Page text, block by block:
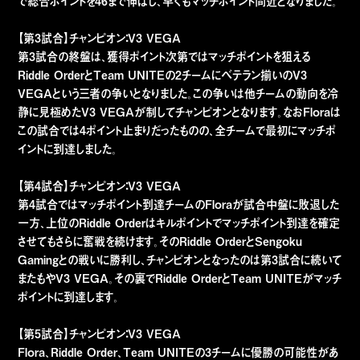
【第3試合】チャンピオン：V3 VEGA
第3試合の終盤は、獲得ポイント次第ではマッチポイントを狙える
Riddle OrderとTeam UNITEの2チームにベテラン揃いのV3
VEGAという三者の争いとなりました。この争いは他チームの動向を冷
静に見極めたV3 VEGAが制してチャンピオンとなります。なおFloraは
この試合では4ポイント止まりだったものの、全チームで最初にマッチポ
イントに到達しました。
【第4試合】チャンピオン：V3 VEGA
第4試合ではマッチポイント到達チームのFloraが試合中盤に敗退した
一方、上位のRiddle Orderはキルポイントでマッチポイント到達を確定
させてもさらに奮戦を続けます。そのRiddle OrderとSengoku
Gamingとの戦いに勝利し、チャンピオンとなったのは第3試合に続いて
またもやV3 VEGA。その裏でRiddle OrderとTeam UNITEがマッチ
ポイントに到達します。
【第5試合】チャンピオン：V3 VEGA
Flora、Riddle Order、Team UNITEの3チームに優勝の可能性があ